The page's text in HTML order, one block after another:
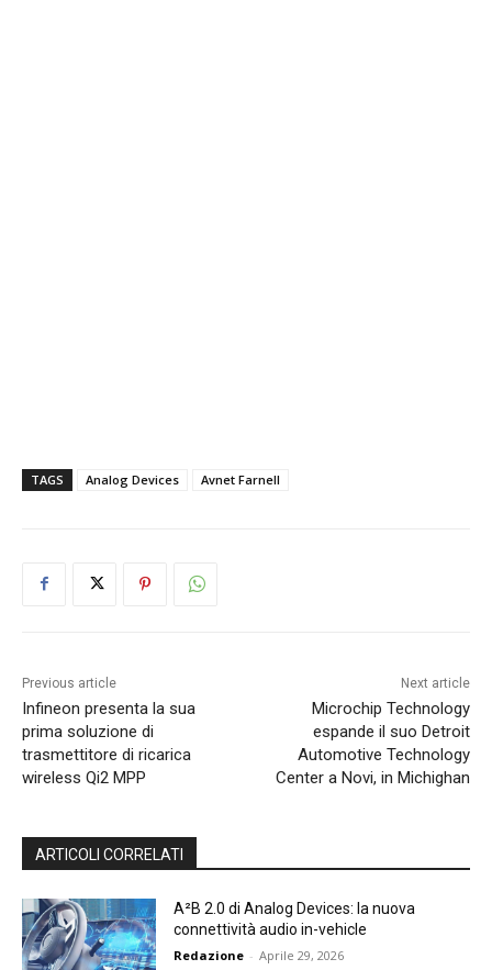
TAGS Analog Devices Avnet Farnell
Previous article
Infineon presenta la sua
prima soluzione di
trasmettitore di ricarica
wireless Qi2 MPP
Next article
Microchip Technology
espande il suo Detroit
Automotive Technology
Center a Novi, in Michighan
ARTICOLI CORRELATI
A²B 2.0 di Analog Devices: la nuova
connettività audio in-vehicle
Redazione - Aprile 29, 2026